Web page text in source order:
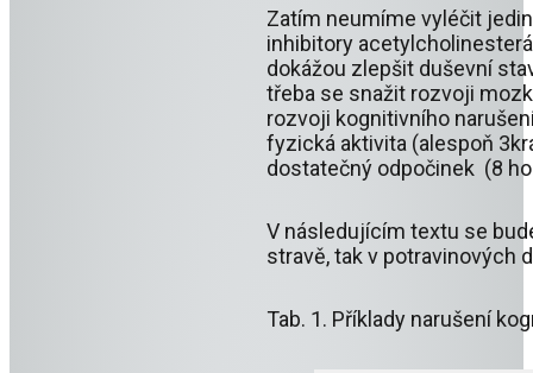
Zatím neumíme vyléčit
inhibitory
dokážou zlepšit duševní
třeba se snažit rozvoji
rozvoji kognitivního
fyzická aktivita (alespoň
dostatečný odpočinek (8
V následujícím textu se
stravě, tak v potravinových
Tab. 1. Příklady narušení